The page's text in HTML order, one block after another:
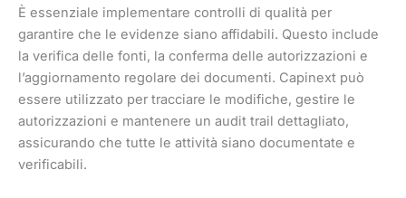
È essenziale implementare controlli di qualità per
garantire che le evidenze siano affidabili. Questo include
la verifica delle fonti, la conferma delle autorizzazioni e
l’aggiornamento regolare dei documenti. Capinext può
essere utilizzato per tracciare le modifiche, gestire le
autorizzazioni e mantenere un audit trail dettagliato,
assicurando che tutte le attività siano documentate e
verificabili.